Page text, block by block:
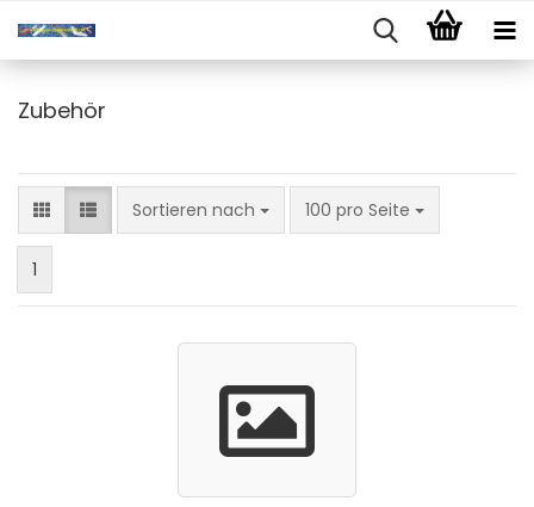
Zubehör
Sortieren nach
Sortieren nach 100 pro Seite
pro Seite
1